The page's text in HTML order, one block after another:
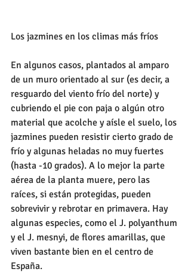
Los jazmines en los climas más fríos
En algunos casos, plantados al amparo
de un muro orientado al sur (es decir, a
resguardo del viento frío del norte) y
cubriendo el pie con paja o algún otro
material que acolche y aísle el suelo, los
jazmines pueden resistir cierto grado de
frío y algunas heladas no muy fuertes
(hasta -10 grados). A lo mejor la parte
aérea de la planta muere, pero las
raíces, si están protegidas, pueden
sobrevivir y rebrotar en primavera. Hay
algunas especies, como el J. polyanthum
y el J. mesnyi, de flores amarillas, que
viven bastante bien en el centro de
España.